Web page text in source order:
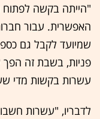
"הייתה בקשה לפתוח
האפשרית. עבור
שמיועד לקבל גם
פניות, בשבת זה
עשרות בקשות מדי
לדבריו, "עשרות